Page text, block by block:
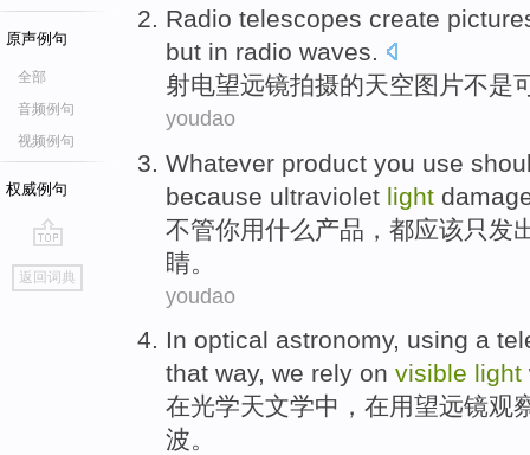
原声例句
全部
音频例句
视频例句
权威例句
go
top
返回词典
Radio telescopes create
but in radio waves.
射电望远镜拍摄的天空图片不是
youdao
Whatever product you use
because ultraviolet light
不管你用什么产品 ，都应该只 发
睛。
youdao
In optical astronomy, using a
that way, we rely on visible light
在光学天文学中 ，在用望远镜观
波。